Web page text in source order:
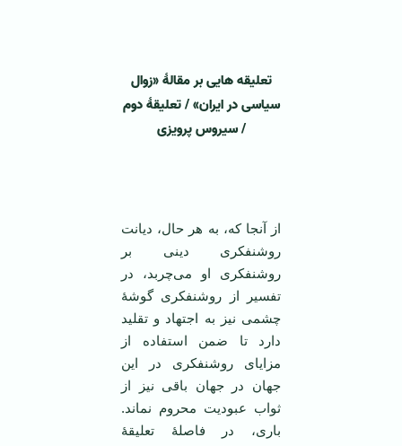
تعلیقه هایی بر مقالۀ «زوال
سیاسی در ایران» / تعلیقۀ دوم
/ سیروس پرویزی
از آنجا که، به هر حال، دیانت
روشنفکری دینی بر
روشنفکری او می‌چربد، در
تفسیر از روشنفکری گوشۀ
چشمی نیز به اجتهاد و تقلید
دارد تا ضمن استفاده از
مزایای روشنفکری در این
جهان در جهان باقی نیز از
ثواب عبودیت محروم نماند.
باری، در فاصلۀ تعلیقۀ